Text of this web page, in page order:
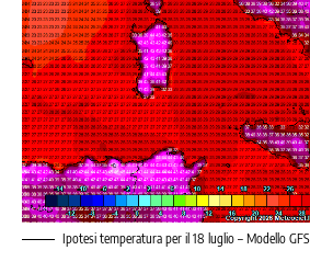
Ipotesi temperatura per il 18 luglio – Modello GFS